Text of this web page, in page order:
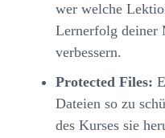
wer welche
Lernerfolg deiner
verbessern.
Protected Files:
Dateien so zu
des Kurses sie